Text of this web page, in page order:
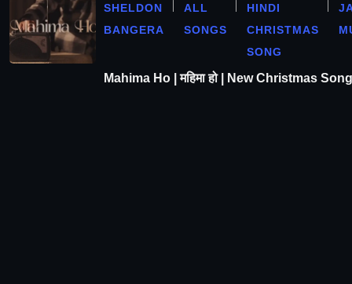
SHELDON
BANGERA
ALL
SONGS
HINDI
CHRISTMAS
SONG
Mahima Ho | महिमा हो | New Christmas Song